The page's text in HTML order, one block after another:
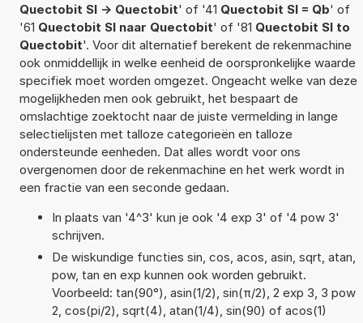
Quectobit SI -> Quectobit' of '41 Quectobit SI = Qb' of
'61 Quectobit SI naar Quectobit' of '81 Quectobit SI to
Quectobit'. Voor dit alternatief berekent de rekenmachine
ook onmiddellijk in welke eenheid de oorspronkelijke waarde
specifiek moet worden omgezet. Ongeacht welke van deze
mogelijkheden men ook gebruikt, het bespaart de
omslachtige zoektocht naar de juiste vermelding in lange
selectielijsten met talloze categorieën en talloze
ondersteunde eenheden. Dat alles wordt voor ons
overgenomen door de rekenmachine en het werk wordt in
een fractie van een seconde gedaan.
In plaats van '4^3' kun je ook '4 exp 3' of '4 pow 3'
schrijven.
De wiskundige functies sin, cos, acos, asin, sqrt, atan,
pow, tan en exp kunnen ook worden gebruikt.
Voorbeeld: tan(90°), asin(1/2), sin(π/2), 2 exp 3, 3 pow
2, cos(pi/2), sqrt(4), atan(1/4), sin(90) of acos(1)